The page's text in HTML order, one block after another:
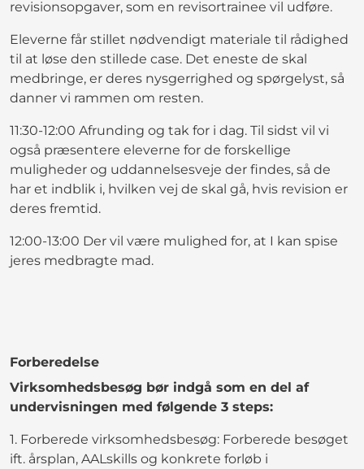
revisionsopgaver, som en revisortrainee vil udføre.
Eleverne får stillet nødvendigt materiale til rådighed
til at løse den stillede case. Det eneste de skal
medbringe, er deres nysgerrighed og spørgelyst, så
danner vi rammen om resten.
11:30-12:00 Afrunding og tak for i dag. Til sidst vil vi
også præsentere eleverne for de forskellige
muligheder og uddannelsesveje der findes, så de
har et indblik i, hvilken vej de skal gå, hvis revision er
deres fremtid.
12:00-13:00 Der vil være mulighed for, at I kan spise
jeres medbragte mad.
Forberedelse
Virksomhedsbesøg bør indgå som en del af
undervisningen med følgende 3 steps:
1. Forberede virksomhedsbesøg: Forberede besøget
ift. årsplan, AALskills og konkrete forløb i